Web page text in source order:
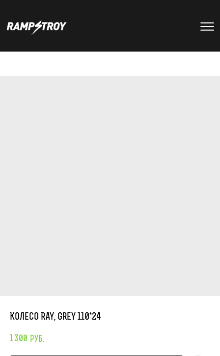
Колесо Ray, grey 110*24
1 300 руб.